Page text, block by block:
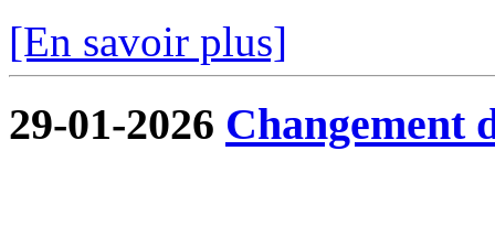
[En savoir plus]
29-01-2026 Changement